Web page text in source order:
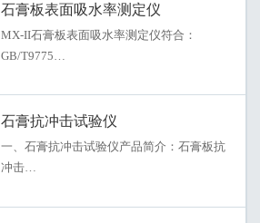
石膏板表面吸水率测定仪
MX-II石膏板表面吸水率测定仪符合：
GB/T9775…
石膏抗冲击试验仪
一、石膏抗冲击试验仪产品简介：石膏板抗
冲击…